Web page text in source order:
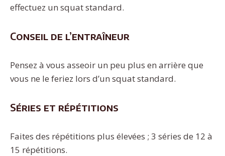
effectuez un squat standard.
Conseil de l’entraîneur
Pensez à vous asseoir un peu plus en arrière que
vous ne le feriez lors d’un squat standard.
Séries et répétitions
Faites des répétitions plus élevées ; 3 séries de 12 à
15 répétitions.